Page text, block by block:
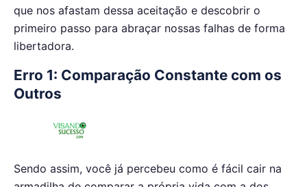
que nos afastam dessa aceitação e descobrir o
primeiro passo para abraçar nossas falhas de forma
libertadora.
Erro 1: Comparação Constante com os
Outros
Sendo assim, você já percebeu como é fácil cair na